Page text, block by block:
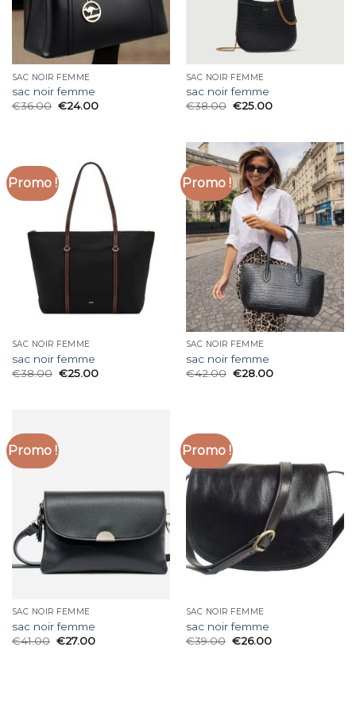
SAC NOIR FEMME
sac noir femme
€36.00 €24.00
SAC NOIR FEMME
sac noir femme
€38.00 €25.00
Promo !
SAC NOIR FEMME
sac noir femme
€38.00 €25.00
Promo !
SAC NOIR FEMME
sac noir femme
€42.00 €28.00
Promo !
SAC NOIR FEMME
sac noir femme
€41.00 €27.00
Promo !
SAC NOIR FEMME
sac noir femme
€39.00 €26.00